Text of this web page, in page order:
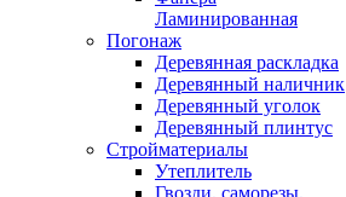
Ламинированная
Погонаж
Деревянная раскладка
Деревянный наличник
Деревянный уголок
Деревянный плинтус
Стройматериалы
Утеплитель
Гвозди, саморезы,